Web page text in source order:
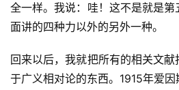
全一样。我说：哇！这不是就是
面讲的四种力以外的另外一种。
回来以后，我就把所有的相关文
于广义相对论的东西。1915年爱